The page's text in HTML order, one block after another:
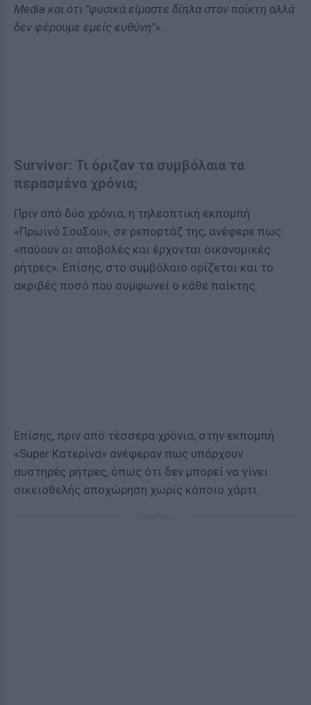
Media και ότι ''φυσικά είμαστε δίπλα στον παίκτη αλλά
δεν φέρουμε εμείς ευθύνη''».
Survivor: Τι όριζαν τα συμβόλαια τα
περασμένα χρόνια;
Πριν από δύο χρόνια, η τηλεοπτική εκπομπή
«Πρωινό ΣουΣου», σε ρεπορτάζ της, ανέφερε πως
«παύουν οι αποβολές και έρχονται οικονομικές
ρήτρες». Επίσης, στο συμβόλαιο ορίζεται και το
ακριβές ποσό που συμφωνεί ο κάθε παίκτης.
Επίσης, πριν από τέσσερα χρόνια, στην εκπομπή
«Super Κατερίνα» ανέφεραν πως υπάρχουν
αυστηρές ρήτρες, όπως ότι δεν μπορεί να γίνει
οικειοθελής αποχώρηση χωρίς κάποιο χάρτι.